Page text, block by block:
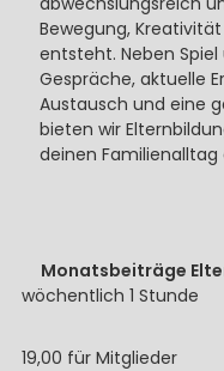
Bewegung,
entsteht. Neben
Gespräche, aktuelle
Austausch und eine
bieten wir
deinen Familienalltag
Monatsbeiträge
wöchentlich 1 Stunde
19,00 für